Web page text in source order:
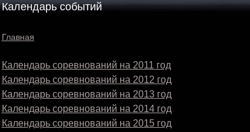
Календарь событий
Главная
Календарь соревнований на 2011 год
Календарь соревнований на 2012 год
Календарь соревнований на 2013 год
Календарь соревнований на 2014 год
Календарь соревнований на 2015 год